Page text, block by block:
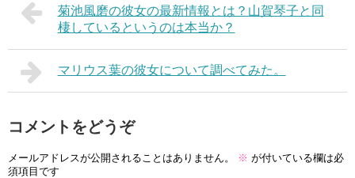
菊池風磨の彼女の最新情報とは？山賀琴子と同
棲しているというのは本当か？
マリウス葉の彼女について調べてみた。
コメントをどうぞ
メールアドレスが公開されることはありません。 ※ が付いている欄は必
須項目です